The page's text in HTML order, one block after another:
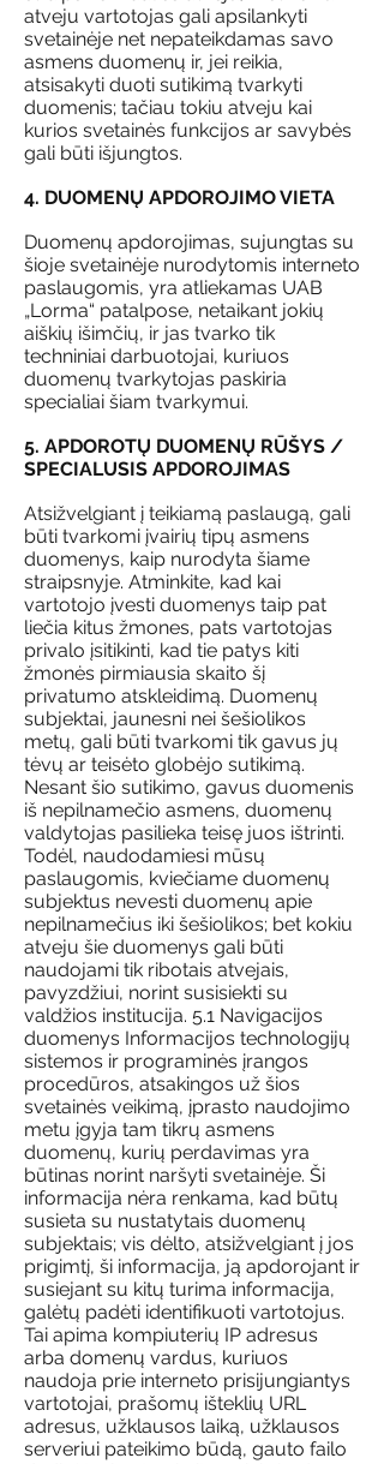
atveju vartotojas gali apsilankyti
svetainėje net nepateikdamas savo
asmens duomenų ir, jei reikia,
atsisakyti duoti sutikimą tvarkyti
duomenis; tačiau tokiu atveju kai
kurios svetainės funkcijos ar savybės
gali būti išjungtos.
4. DUOMENŲ APDOROJIMO VIETA
Duomenų apdorojimas, sujungtas su
šioje svetainėje nurodytomis interneto
paslaugomis, yra atliekamas UAB
„Lorma“ patalpose, netaikant jokių
aiškių išimčių, ir jas tvarko tik
techniniai darbuotojai, kuriuos
duomenų tvarkytojas paskiria
specialiai šiam tvarkymui.
5. APDOROTŲ DUOMENŲ RŪŠYS /
SPECIALUSIS APDOROJIMAS
Atsižvelgiant į teikiamą paslaugą, gali
būti tvarkomi įvairių tipų asmens
duomenys, kaip nurodyta šiame
straipsnyje. Atminkite, kad kai
vartotojo įvesti duomenys taip pat
liečia kitus žmones, pats vartotojas
privalo įsitikinti, kad tie patys kiti
žmonės pirmiausia skaito šį
privatumo atskleidimą. Duomenų
subjektai, jaunesni nei šešiolikos
metų, gali būti tvarkomi tik gavus jų
tėvų ar teisėto globėjo sutikimą.
Nesant šio sutikimo, gavus duomenis
iš nepilnamečio asmens, duomenų
valdytojas pasilieka teisę juos ištrinti.
Todėl, naudodamiesi mūsų
paslaugomis, kviečiame duomenų
subjektus nevesti duomenų apie
nepilnamečius iki šešiolikos; bet kokiu
atveju šie duomenys gali būti
naudojami tik ribotais atvejais,
pavyzdžiui, norint susisiekti su
valdžios institucija. 5.1 Navigacijos
duomenys Informacijos technologijų
sistemos ir programinės įrangos
procedūros, atsakingos už šios
svetainės veikimą, įprasto naudojimo
metu įgyja tam tikrų asmens
duomenų, kurių perdavimas yra
būtinas norint naršyti svetainėje. Ši
informacija nėra renkama, kad būtų
susieta su nustatytais duomenų
subjektais; vis dėlto, atsižvelgiant į jos
prigimtį, ši informacija, ją apdorojant ir
susiejant su kitų turima informacija,
galėtų padėti identifikuoti vartotojus.
Tai apima kompiuterių IP adresus
arba domenų vardus, kuriuos
naudoja prie interneto prisijungiantys
vartotojai, prašomų išteklių URL
adresus, užklausos laiką, užklausos
serveriui pateikimo būdą, gauto failo